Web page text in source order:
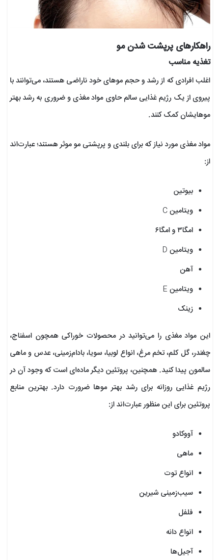
راهکارهای پرپشت شدن مو
تغذیه مناسب
اغلب افرادی که از رشد و حجم موهای خود ناراضی هستند، می‌توانند با
پیروی از یک رژیم غذایی سالم حاوی مواد مغذی و ضروری به رشد بهتر
موهایشان کمک کنند.
مواد مغذی مورد نیاز که برای بلندی و پرپشتی مو موثر هستند؛ عبارت‌اند
از:
بیوتین
ویتامین C
امگا۳ و امگا۶
ویتامین D
آهن
ویتامین E
زینک
این مواد مغذی را می‌توانید در محصولات خوراکی همچون اسفناج،
چغندر، گل کلم، تخم مرغ، انواع لوبیا، سویا، بادام‌زمینی، عدس و ماهی
سالمون پیدا کنید. همچنین، پروتئین دیگر ماده‌ای است که وجود آن در
رژیم غذایی روزانه برای رشد بهتر موها ضرورت دارد. بهترین منابع
پروتئین برای این منظور عبارت‌اند از:
آووکادو
ماهی
انواع توت
سیب‌زمینی شیرین
فلفل
انواع دانه
آجیل‌ها